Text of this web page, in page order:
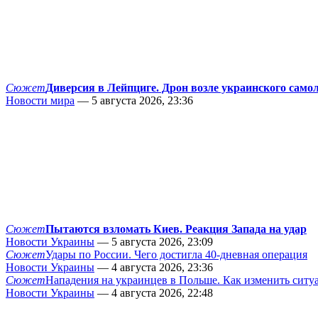
СюжетДиверсия в Лейпциге. Дрон возле украинского
Новости мира — 5 августа 2026, 23:36
СюжетПытаются взломать Киев. Реакция Запада на удар
Новости Украины — 5 августа 2026, 23:09
СюжетУдары по России. Чего достигла 40-дневная операция
Новости Украины — 4 августа 2026, 23:36
СюжетНападения на украинцев в Польше. Как изменить
Новости Украины — 4 августа 2026, 22:48